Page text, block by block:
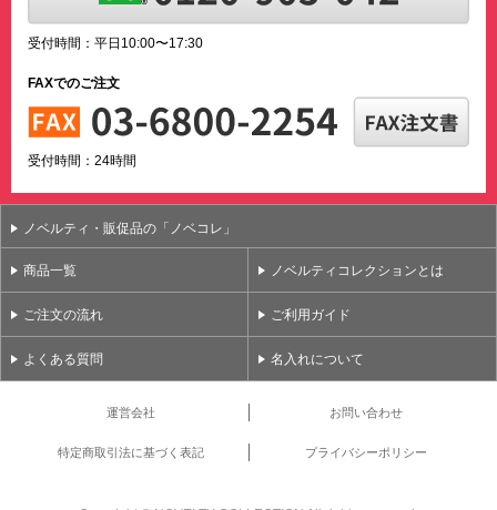
受付時間：平日10:00〜17:30
FAXでのご注文
受付時間：24時間
ノベルティ・販促品の「ノベコレ」
商品一覧 ノベルティコレクションとは
ご注文の流れ ご利用ガイド
よくある質問 名入れについて
運営会社 お問い合わせ
特定商取引法に基づく表記 プライバシーポリシー